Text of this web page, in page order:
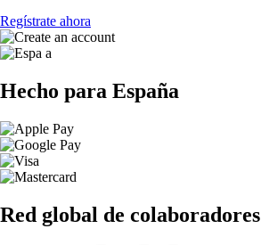
Regístrate ahora
Hecho para España
Red global de colaboradores